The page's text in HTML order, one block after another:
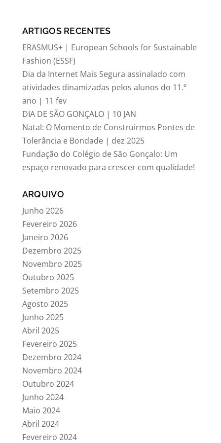
ARTIGOS RECENTES
ERASMUS+ | European Schools for Sustainable
Fashion (ESSF)
Dia da Internet Mais Segura assinalado com
atividades dinamizadas pelos alunos do 11.º
ano | 11 fev
DIA DE SÃO GONÇALO | 10 JAN
Natal: O Momento de Construirmos Pontes de
Tolerância e Bondade | dez 2025
Fundação do Colégio de São Gonçalo: Um
espaço renovado para crescer com qualidade!
ARQUIVO
Junho 2026
Fevereiro 2026
Janeiro 2026
Dezembro 2025
Novembro 2025
Outubro 2025
Setembro 2025
Agosto 2025
Junho 2025
Abril 2025
Fevereiro 2025
Dezembro 2024
Novembro 2024
Outubro 2024
Junho 2024
Maio 2024
Abril 2024
Fevereiro 2024